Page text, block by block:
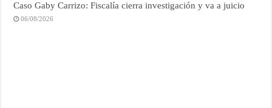
Caso Gaby Carrizo: Fiscalía cierra investigación y va a juicio
06/08/2026